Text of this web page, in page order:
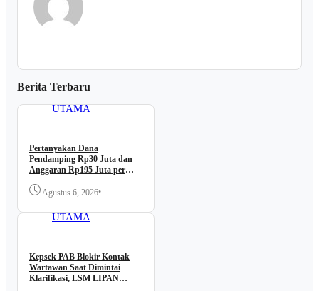
Berita Terbaru
BERITA
UTAMA
Pertanyakan Dana
Pendamping Rp30 Juta dan
Anggaran Rp195 Juta per
Kantor BBWS Sumatera II
Agustus 6, 2026•
BERITA
UTAMA
Kepsek PAB Blokir Kontak
Wartawan Saat Dimintai
Klarifikasi, LSM LIPAN